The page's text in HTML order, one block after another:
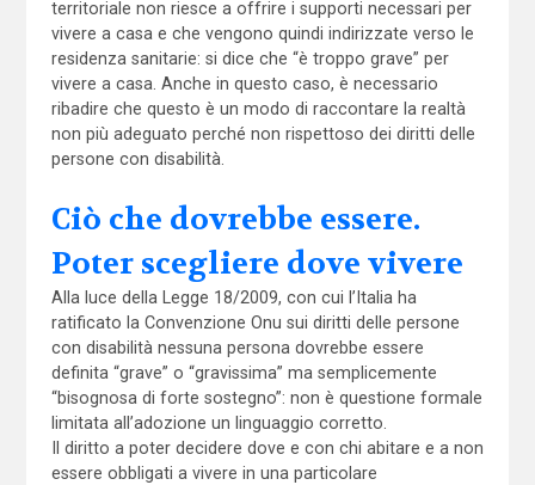
territoriale non riesce a offrire i supporti necessari per
vivere a casa e che vengono quindi indirizzate verso le
residenza sanitarie: si dice che “è troppo grave” per
vivere a casa. Anche in questo caso, è necessario
ribadire che questo è un modo di raccontare la realtà
non più adeguato perché non rispettoso dei diritti delle
persone con disabilità.
Ciò che dovrebbe essere.
Poter scegliere dove vivere
Alla luce della Legge 18/2009, con cui l’Italia ha
ratificato la Convenzione Onu sui diritti delle persone
con disabilità nessuna persona dovrebbe essere
definita “grave” o “gravissima” ma semplicemente
“bisognosa di forte sostegno”: non è questione formale
limitata all’adozione un linguaggio corretto.
Il diritto a poter decidere dove e con chi abitare e a non
essere obbligati a vivere in una particolare